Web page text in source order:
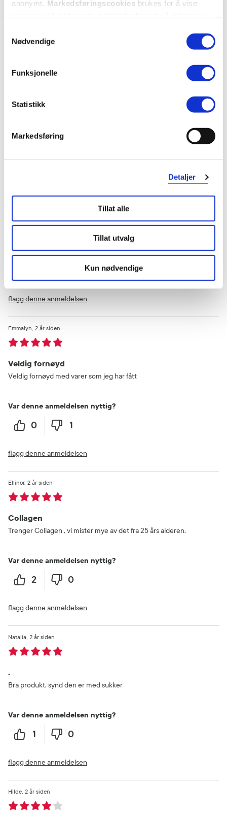
anonymt. Markedsføringscookies brukes for å vise
Nødvendige
Funksjonelle
Statistikk
Markedsføring
Detaljer
Tillat alle
Tillat utvalg
Kun nødvendige
1 år siden
Kristin
God smak👌,så da får en bare håpe det gjør godt😜😀
Var denne anmeldelsen nyttig?
flagg denne anmeldelsen
Veldig fornøyd
2 år siden
Emmalyn
Veldig fornøyd med varer som jeg har fått
Var denne anmeldelsen nyttig?
0 1
flagg denne anmeldelsen
Collagen
2 år siden
Ellinor
Trenger Collagen , vi mister mye av det fra 25 års alderen.
Var denne anmeldelsen nyttig?
2 0
flagg denne anmeldelsen
.
2 år siden
Natalia
Bra produkt, synd den er med sukker
Var denne anmeldelsen nyttig?
1 0
flagg denne anmeldelsen
2 år siden
Hilde